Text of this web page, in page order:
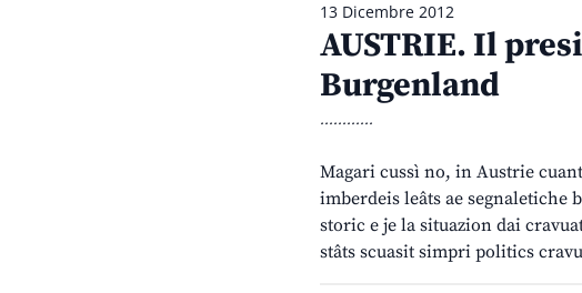
13 Dicembre 2012
AUSTRIE. Il
Burgenland
............
Magari cussì no, in Austrie
imberdeis leâts ae
storic e je la situazion dai
stâts scuasit simpri politics